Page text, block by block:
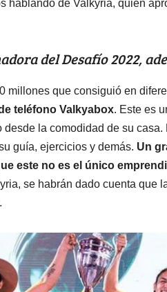
hablando de Valkyria, quien
del Desafío 2022,
millones que consiguió en
teléfono Valkyabox. Este es
la comodidad de su
guía, ejercicios y demás. Un
este no es el único
se habrán dado cuenta que